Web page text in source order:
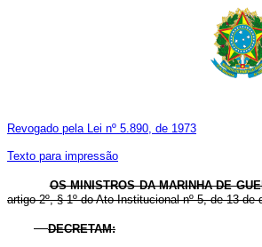
Revogado pela Lei nº 5.890, de 1973
Texto para impressão
OS MINISTROS DA MARINHA DE
artigo 2º, § 1º do Ato Institucional nº 5, de 13 de
DECRETAM: